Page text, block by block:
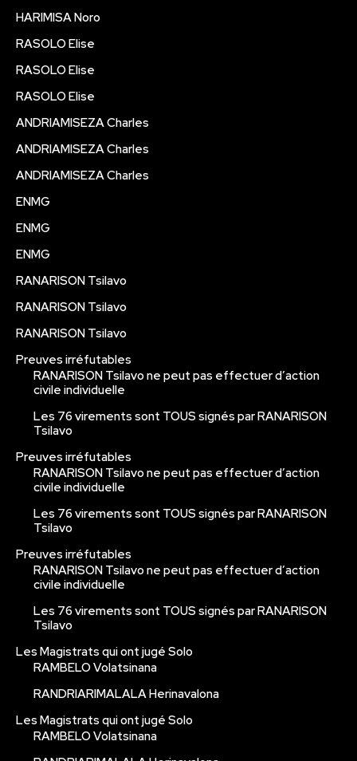
HARIMISA Noro
RASOLO Elise
RASOLO Elise
RASOLO Elise
ANDRIAMISEZA Charles
ANDRIAMISEZA Charles
ANDRIAMISEZA Charles
ENMG
ENMG
ENMG
RANARISON Tsilavo
RANARISON Tsilavo
RANARISON Tsilavo
Preuves irréfutables
RANARISON Tsilavo ne peut pas effectuer d’action
civile individuelle
Les 76 virements sont TOUS signés par RANARISON
Tsilavo
Preuves irréfutables
RANARISON Tsilavo ne peut pas effectuer d’action
civile individuelle
Les 76 virements sont TOUS signés par RANARISON
Tsilavo
Preuves irréfutables
RANARISON Tsilavo ne peut pas effectuer d’action
civile individuelle
Les 76 virements sont TOUS signés par RANARISON
Tsilavo
Les Magistrats qui ont jugé Solo
RAMBELO Volatsinana
RANDRIARIMALALA Herinavalona
Les Magistrats qui ont jugé Solo
RAMBELO Volatsinana